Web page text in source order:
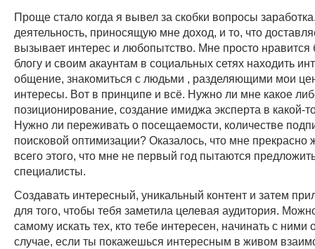
Проще стало когда я вывел за скобки вопросы
деятельность, приносящую мне доход, и то, что
вызывает интерес и любопытство. Мне просто нравится
блогу и своим акаунтам в социальных сетях находить
общение, знакомиться с людьми , разделяющими мои
интересы. Вот в принципе и всё. Нужно ли мне какое
позиционирование, создание имиджа эксперта в какой-
Нужно ли переживать о посещаемости, количестве
поисковой оптимизации? Оказалось, что мне прекрасно
всего этого, что мне не первый год пытаются
специалисты.
Создавать интересный, уникальный контент и затем
для того, чтобы тебя заметила целевая аудитория.
самому искать тех, кто тебе интересен, начинать с
случае, если ты покажешься интересным в живом